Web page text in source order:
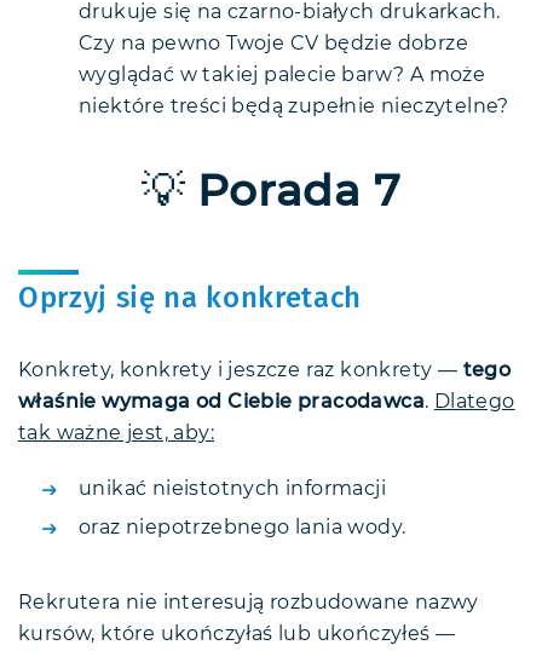
drukuje się na czarno-białych drukarkach.
Czy na pewno Twoje CV będzie dobrze
wyglądać w takiej palecie barw? A może
niektóre treści będą zupełnie nieczytelne?
💡 Porada 7
Oprzyj się na konkretach
Konkrety, konkrety i jeszcze raz konkrety — tego
właśnie wymaga od Ciebie pracodawca. Dlatego
tak ważne jest, aby:
unikać nieistotnych informacji
oraz niepotrzebnego lania wody.
Rekrutera nie interesują rozbudowane nazwy
kursów, które ukończyłaś lub ukończyłeś —